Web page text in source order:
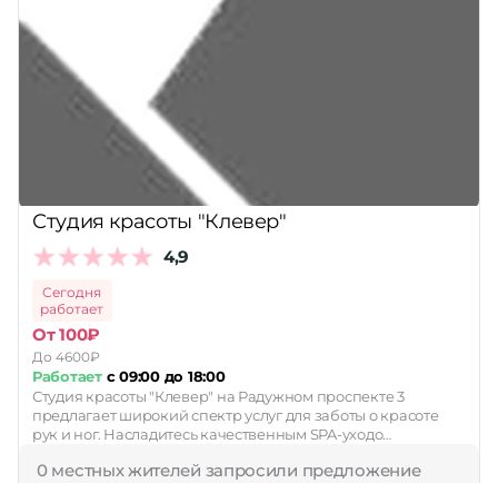
Студия красоты "Клевер"
4,9
Сегодня
работает
От 100₽
До 4600₽
Работаетс 09:00 до 18:00
Студия красоты "Клевер" на Радужном проспекте 3
предлагает широкий спектр услуг для заботы о красоте
рук и ног. Насладитесь качественным SPA-уходо…
0 местных жителей запросили предложение